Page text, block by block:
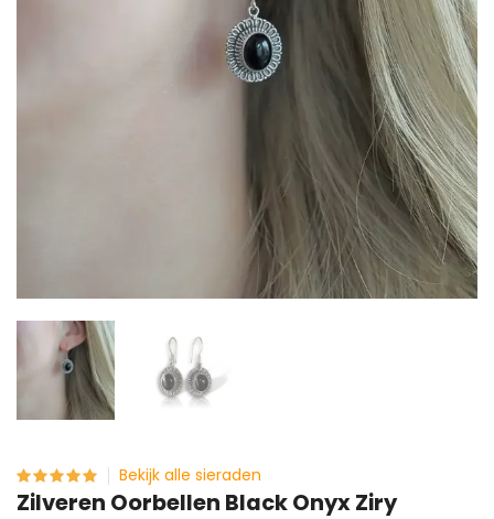
Bekijk alle sieraden
Zilveren Oorbellen Black Onyx Ziry